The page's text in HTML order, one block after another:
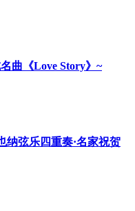
曲《Love Story》~
纳弦乐四重奏·名家祝贺